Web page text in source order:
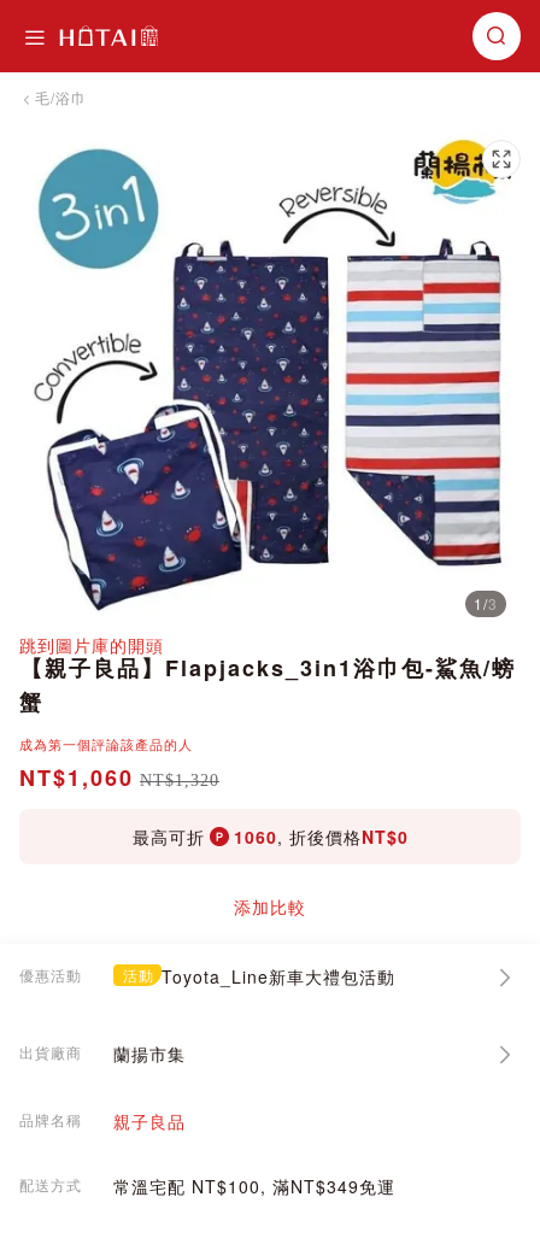
毛/浴巾
跳到圖片庫的末尾
1 /3
跳到圖片庫的開頭
【親子良品】Flapjacks_3in1浴巾包-鯊魚/螃
蟹
成為第一個評論該產品的人
NT$1,060 NT$1,320
最高可折 1060, 折後價格NT$0
添加比較
優惠活動 活動 Toyota_Line新車大禮包活動
出貨廠商 蘭揚市集
品牌名稱 親子良品
配送方式 常溫宅配 NT$100, 滿NT$349免運